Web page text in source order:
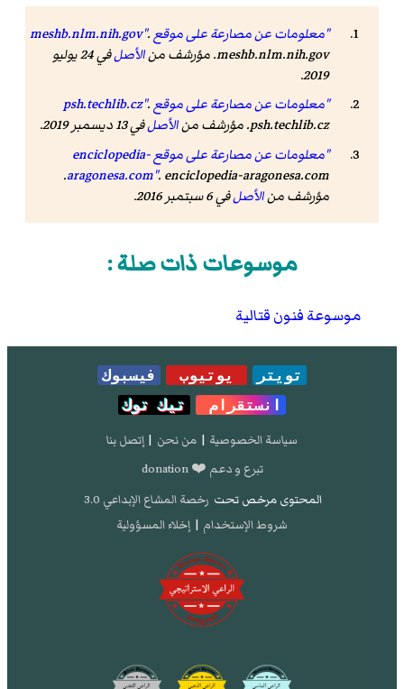
"معلومات عن مصارعة على موقع meshb.nlm.nih.gov".
meshb.nlm.nih.gov. مؤرشف من
الأصل
في 24 يوليو
2019.
"معلومات عن مصارعة على موقع psh.techlib.cz".
psh.techlib.cz. مؤرشف من
الأصلفي 13 ديسمبر 2019.
"معلومات عن مصارعة على موقع enciclopedia-
aragonesa.com"
. enciclopedia-aragonesa.com.
مؤرشف منالأصلفي 6 سبتمبر 2016.
موسوعات ذات صلة :
موسوعة فنون قتالية
تويتر يوتيوب
فيسبوك
انستقرام
تيك توك
سياسة الخصوصية | من نحن | إتصل بنا
تبرع و دعم ❤️ donation
المحتوى مرخص تحت رخصة المشاع الإبداعي 3.0
شروط الإستخدام | إخلاء المسؤولية